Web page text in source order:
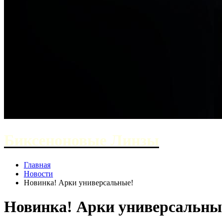
Биксеноновые Линзы
Главная
Новости
Новинка! Арки универсальные!
Новинка! Арки